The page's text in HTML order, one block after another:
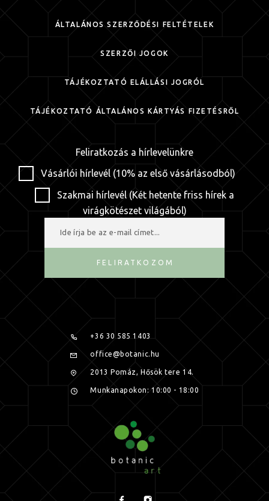
ÁLTALÁNOS SZERZŐDÉSI FELTÉTELEK
SZERZŐI JOGOK
TÁJÉKOZTATÓ ELÁLLÁSI JOGRÓL
TÁJÉKOZTATÓ ÁLTALÁNOS KÁRTYÁS FIZETÉSRŐL
Feliratkozás a hírlevelünkre
Vásárlói hírlevél (10% az első vásárlásodból)
Szakmai hírlevél (Két hetente friss hírek a
virágkötészet világából)
FELIRATKOZOM
+36 30 585 1403
office@botanic.hu
2013 Pomáz, Hősök tere 14.
Munkanapokon: 10:00 - 18:00